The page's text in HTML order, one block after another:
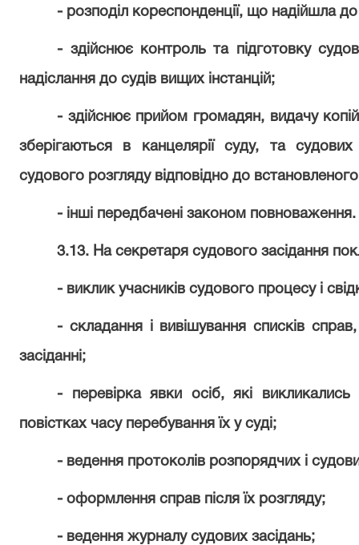
- розподіл кореспонденції, що надійшла
- здійснює контроль та підготовку
надіслання до судів вищих інстанцій;
- здійснює прийом громадян, видачу
зберігаються в канцелярії суду, та
судового розгляду відповідно до
- інші передбачені законом повноваження.
3.13. На секретаря судового засідання
- виклик учасників судового процесу і
- складання і вивішування списків
засіданні;
- перевірка явки осіб, які
повістках часу перебування їх у суді;
- ведення протоколів розпорядчих і
- оформлення справ після їх розгляду;
- ведення журналу судових засідань;